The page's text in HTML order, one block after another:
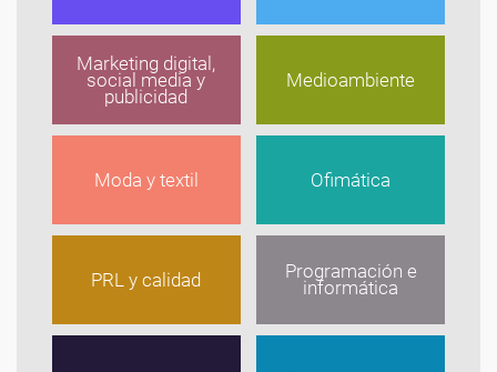
Marketing digital,
social media y
publicidad
Medioambiente
Moda y textil Ofimática
PRL y calidad Programación e
informática